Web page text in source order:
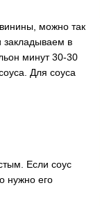
можно так
закладываем в
минут 30-30
Для соуса
Если соус
нужно его